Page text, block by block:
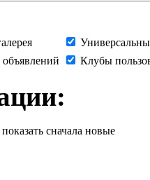
объявлений Клубы
показать сначала новые